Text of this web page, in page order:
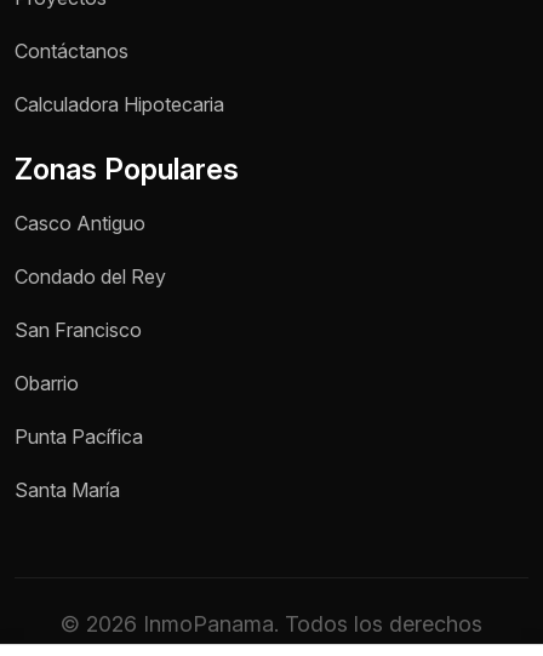
Contáctanos
Calculadora Hipotecaria
Zonas Populares
Casco Antiguo
Condado del Rey
San Francisco
Obarrio
Punta Pacífica
Santa María
© 2026 InmoPanama. Todos los derechos